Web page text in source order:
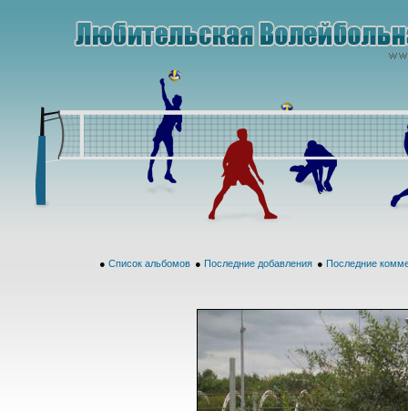
● Список альбомов ● Последние добавления ● Последние